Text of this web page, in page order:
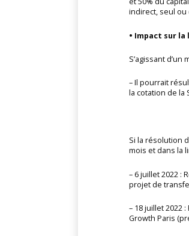
indirect, seul ou
• Impact sur
S’agissant
– Il pourrait
la cotation de la
Si la résolution
mois et dans la
– 6 juillet 2022 :
projet de
– 18 juillet 2022
Growth Paris